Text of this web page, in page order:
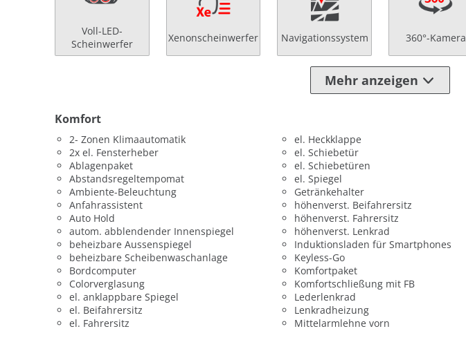
Voll-LED-
Scheinwerfer
Xenonscheinwerfer Navigationssystem 360°-Kamera
Mehr anzeigen
Komfort
2- Zonen Klimaautomatik
2x el. Fensterheber
Ablagenpaket
Abstandsregeltempomat
Ambiente-Beleuchtung
Anfahrassistent
Auto Hold
autom. abblendender Innenspiegel
beheizbare Aussenspiegel
beheizbare Scheibenwaschanlage
Bordcomputer
Colorverglasung
el. anklappbare Spiegel
el. Beifahrersitz
el. Fahrersitz
el. Heckklappe
el. Schiebetür
el. Schiebetüren
el. Spiegel
Getränkehalter
höhenverst. Beifahrersitz
höhenverst. Fahrersitz
höhenverst. Lenkrad
Induktionsladen für Smartphones
Keyless-Go
Komfortpaket
Komfortschließung mit FB
Lederlenkrad
Lenkradheizung
Mittelarmlehne vorn